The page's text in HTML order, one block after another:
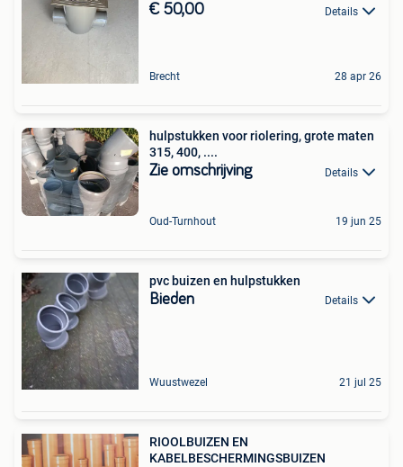
€ 50,00 Details
Brecht 28 apr 26
hulpstukken voor riolering, grote maten
315, 400, ....
Zie omschrijving Details
Oud-Turnhout 19 jun 25
pvc buizen en hulpstukken
Bieden Details
Wuustwezel 21 jul 25
RIOOLBUIZEN EN
KABELBESCHERMINGSBUIZEN